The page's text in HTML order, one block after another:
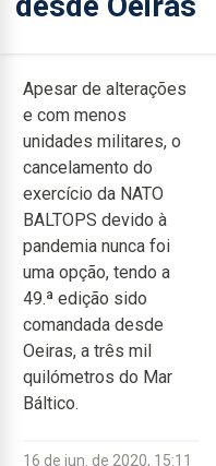
Apesar de alterações
e com menos
unidades militares, o
cancelamento do
exercício da NATO
BALTOPS devido à
pandemia nunca foi
uma opção, tendo a
49.ª edição sido
comandada desde
Oeiras, a três mil
quilómetros do Mar
Báltico.
16 de jun. de 2020, 15:11